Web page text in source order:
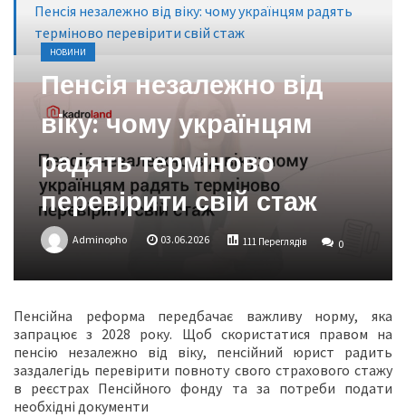
Пенсія незалежно від віку: чому українцям радять
терміново перевірити свій стаж
НОВИНИ
Пенсія незалежно від
віку: чому українцям
радять терміново
перевірити свій стаж
Adminopho 03.06.2026 111 Переглядів 0
Пенсійна реформа передбачає важливу норму, яка
запрацює з 2028 року. Щоб скористатися правом на
пенсію незалежно від віку, пенсійний юрист радить
заздалегідь перевірити повноту свого страхового стажу
в реєстрах Пенсійного фонду та за потреби подати
необхідні документи